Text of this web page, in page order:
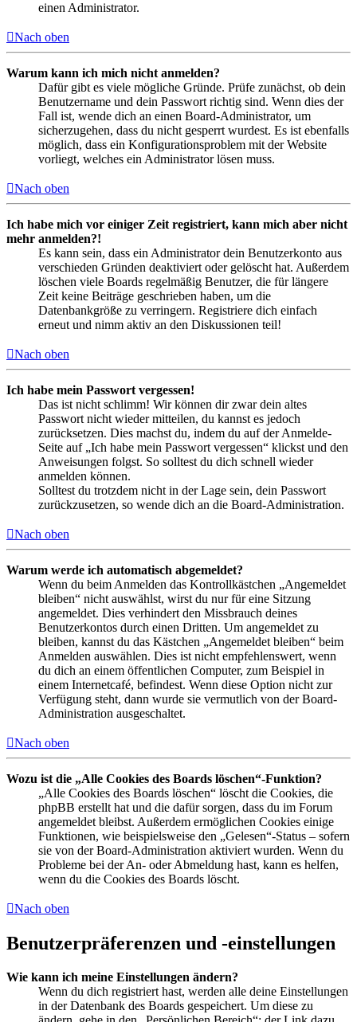
einen Administrator.
Nach oben
Warum kann ich mich nicht anmelden?
Dafür gibt es viele mögliche Gründe. Prüfe zunächst, ob dein
Benutzername und dein Passwort richtig sind. Wenn dies der
Fall ist, wende dich an einen Board-Administrator, um
sicherzugehen, dass du nicht gesperrt wurdest. Es ist ebenfalls
möglich, dass ein Konfigurationsproblem mit der Website
vorliegt, welches ein Administrator lösen muss.
Nach oben
Ich habe mich vor einiger Zeit registriert, kann mich aber nicht
mehr anmelden?!
Es kann sein, dass ein Administrator dein Benutzerkonto aus
verschieden Gründen deaktiviert oder gelöscht hat. Außerdem
löschen viele Boards regelmäßig Benutzer, die für längere
Zeit keine Beiträge geschrieben haben, um die
Datenbankgröße zu verringern. Registriere dich einfach
erneut und nimm aktiv an den Diskussionen teil!
Nach oben
Ich habe mein Passwort vergessen!
Das ist nicht schlimm! Wir können dir zwar dein altes
Passwort nicht wieder mitteilen, du kannst es jedoch
zurücksetzen. Dies machst du, indem du auf der Anmelde-
Seite auf „Ich habe mein Passwort vergessen“ klickst und den
Anweisungen folgst. So solltest du dich schnell wieder
anmelden können.
Solltest du trotzdem nicht in der Lage sein, dein Passwort
zurückzusetzen, so wende dich an die Board-Administration.
Nach oben
Warum werde ich automatisch abgemeldet?
Wenn du beim Anmelden das Kontrollkästchen „Angemeldet
bleiben“ nicht auswählst, wirst du nur für eine Sitzung
angemeldet. Dies verhindert den Missbrauch deines
Benutzerkontos durch einen Dritten. Um angemeldet zu
bleiben, kannst du das Kästchen „Angemeldet bleiben“ beim
Anmelden auswählen. Dies ist nicht empfehlenswert, wenn
du dich an einem öffentlichen Computer, zum Beispiel in
einem Internetcafé, befindest. Wenn diese Option nicht zur
Verfügung steht, dann wurde sie vermutlich von der Board-
Administration ausgeschaltet.
Nach oben
Wozu ist die „Alle Cookies des Boards löschen“-Funktion?
„Alle Cookies des Boards löschen“ löscht die Cookies, die
phpBB erstellt hat und die dafür sorgen, dass du im Forum
angemeldet bleibst. Außerdem ermöglichen Cookies einige
Funktionen, wie beispielsweise den „Gelesen“-Status – sofern
sie von der Board-Administration aktiviert wurden. Wenn du
Probleme bei der An- oder Abmeldung hast, kann es helfen,
wenn du die Cookies des Boards löscht.
Nach oben
Benutzerpräferenzen und -einstellungen
Wie kann ich meine Einstellungen ändern?
Wenn du dich registriert hast, werden alle deine Einstellungen
in der Datenbank des Boards gespeichert. Um diese zu